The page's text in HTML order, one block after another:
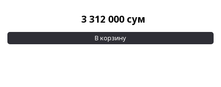
3 312 000 сум
В корзину